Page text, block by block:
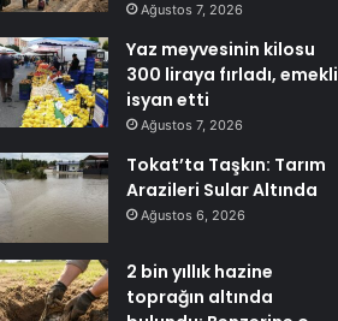
Ağustos 7, 2026
Yaz meyvesinin kilosu
300 liraya fırladı, emekli
isyan etti
Ağustos 7, 2026
Tokat’ta Taşkın: Tarım
Arazileri Sular Altında
Ağustos 6, 2026
2 bin yıllık hazine
toprağın altında